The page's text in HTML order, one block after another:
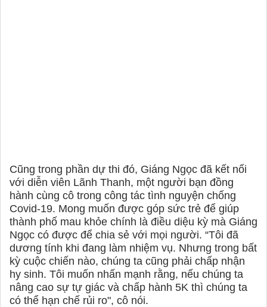
Cũng trong phần dự thi đó, Giáng Ngọc đã kết nối
với diễn viên Lãnh Thanh, một người bạn đồng
hành cùng cô trong công tác tình nguyện chống
Covid-19. Mong muốn được góp sức trẻ để giúp
thành phố mau khỏe chính là điều diệu kỳ mà Giáng
Ngọc có được để chia sẻ với mọi người. “Tôi đã
dương tính khi đang làm nhiệm vụ. Nhưng trong bất
kỳ cuộc chiến nào, chúng ta cũng phải chấp nhận
hy sinh. Tôi muốn nhấn mạnh rằng, nếu chúng ta
nâng cao sự tự giác và chấp hành 5K thì chúng ta
có thể hạn chế rủi ro", cô nói.